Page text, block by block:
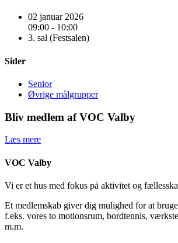
02 januar 2026
09:00 - 10:00
3. sal (Festsalen)
Sider
Senior
Øvrige målgrupper
Bliv medlem af VOC Valby
Læs mere
VOC Valby
Vi er et hus med fokus på aktivitet og
Et medlemskab giver dig mulighed for at
f.eks. vores to motionsrum, bordtennis,
m.m.